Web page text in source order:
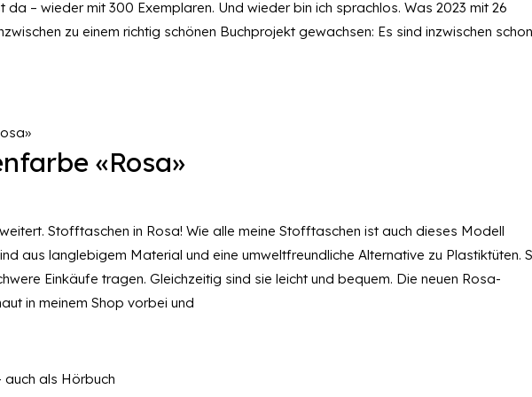
da – wieder mit 300 Exemplaren. Und wieder bin ich sprachlos. Was 2023 mit 26
zu einem richtig schönen Buchprojekt gewachsen: Es sind inzwischen
«Rosa»
Stofftaschen in Rosa! Wie alle meine Stofftaschen ist auch dieses Modell
aus langlebigem Material und eine umweltfreundliche Alternative zu Plastiktüten.
Einkäufe tragen. Gleichzeitig sind sie leicht und bequem. Die neuen Rosa-
in meinem Shop vorbei und